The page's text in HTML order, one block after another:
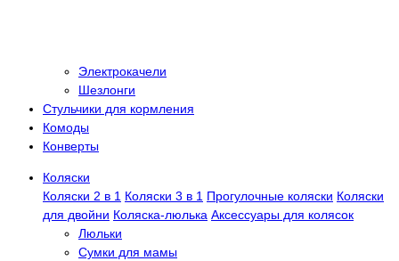
Электрокачели
Шезлонги
Стульчики для кормления
Комоды
Конверты
Коляски
Коляски 2 в 1 Коляски 3 в 1 Прогулочные коляски Коляски
для двойни Коляска-люлька Аксессуары для колясок
Люльки
Сумки для мамы